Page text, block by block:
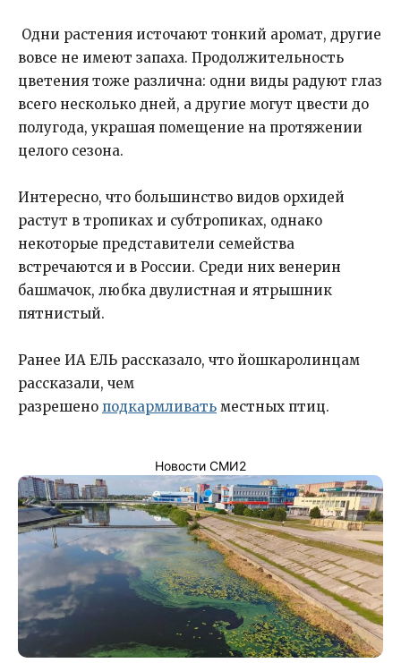
Одни растения источают тонкий аромат, другие
вовсе не имеют запаха. Продолжительность
цветения тоже различна: одни виды радуют глаз
всего несколько дней, а другие могут цвести до
полугода, украшая помещение на протяжении
целого сезона.
Интересно, что большинство видов орхидей
растут в тропиках и субтропиках, однако
некоторые представители семейства
встречаются и в России. Среди них венерин
башмачок, любка двулистная и ятрышник
пятнистый.
Ранее ИА ЕЛЬ рассказало, что йошкаролинцам
рассказали, чем
разрешено подкармливать местных птиц.
Новости СМИ2